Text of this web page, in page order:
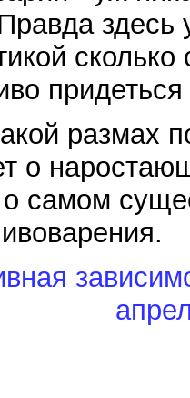
здесь
придеться
размах
о
самом